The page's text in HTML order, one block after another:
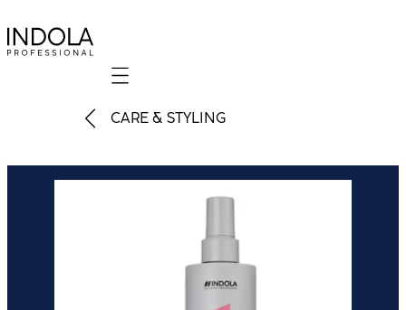
Mobile navigation
CARE & STYLING